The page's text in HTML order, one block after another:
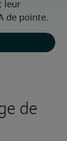
leur
de pointe.
de